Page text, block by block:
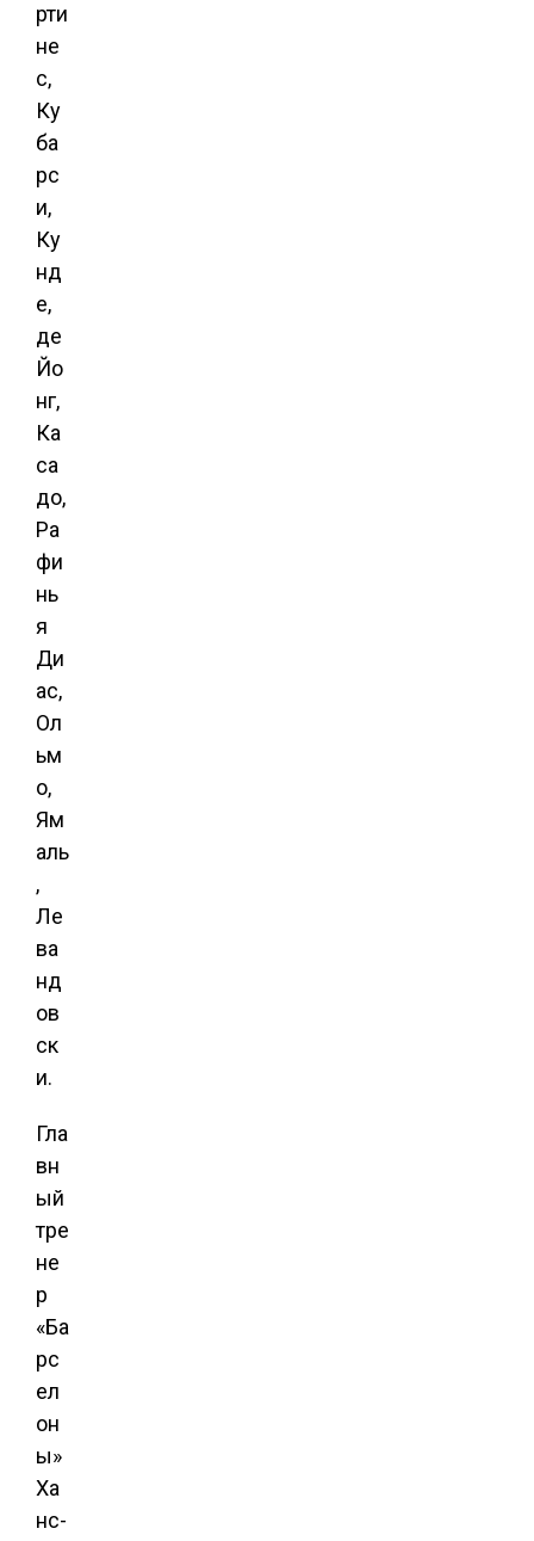
рти
не
с,
Ку
ба
рс
и,
Ку
нд
е,
де
Йо
нг,
Ка
са
до,
Ра
фи
нь
я
Ди
ас,
Ол
ьм
о,
Ям
аль
,
Ле
ва
нд
ов
ск
и.
Гла
вн
ый
тре
не
р
«Ба
рс
ел
он
ы»
Ха
нс-